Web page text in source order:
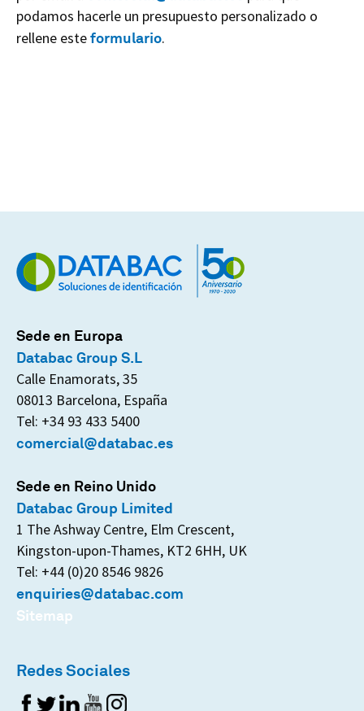
podamos hacerle un presupuesto personalizado o
rellene esteformulario.
Sede en Europa
Databac Group S.L
Calle Enamorats, 35
08013 Barcelona, España
Tel: +34 93 433 5400
comercial@databac.es
Sede en Reino Unido
Databac Group Limited
1 The Ashway Centre, Elm Crescent,
Kingston-upon-Thames, KT2 6HH, UK
Tel: +44 (0)20 8546 9826
enquiries@databac.com
Sitemap
Redes Sociales